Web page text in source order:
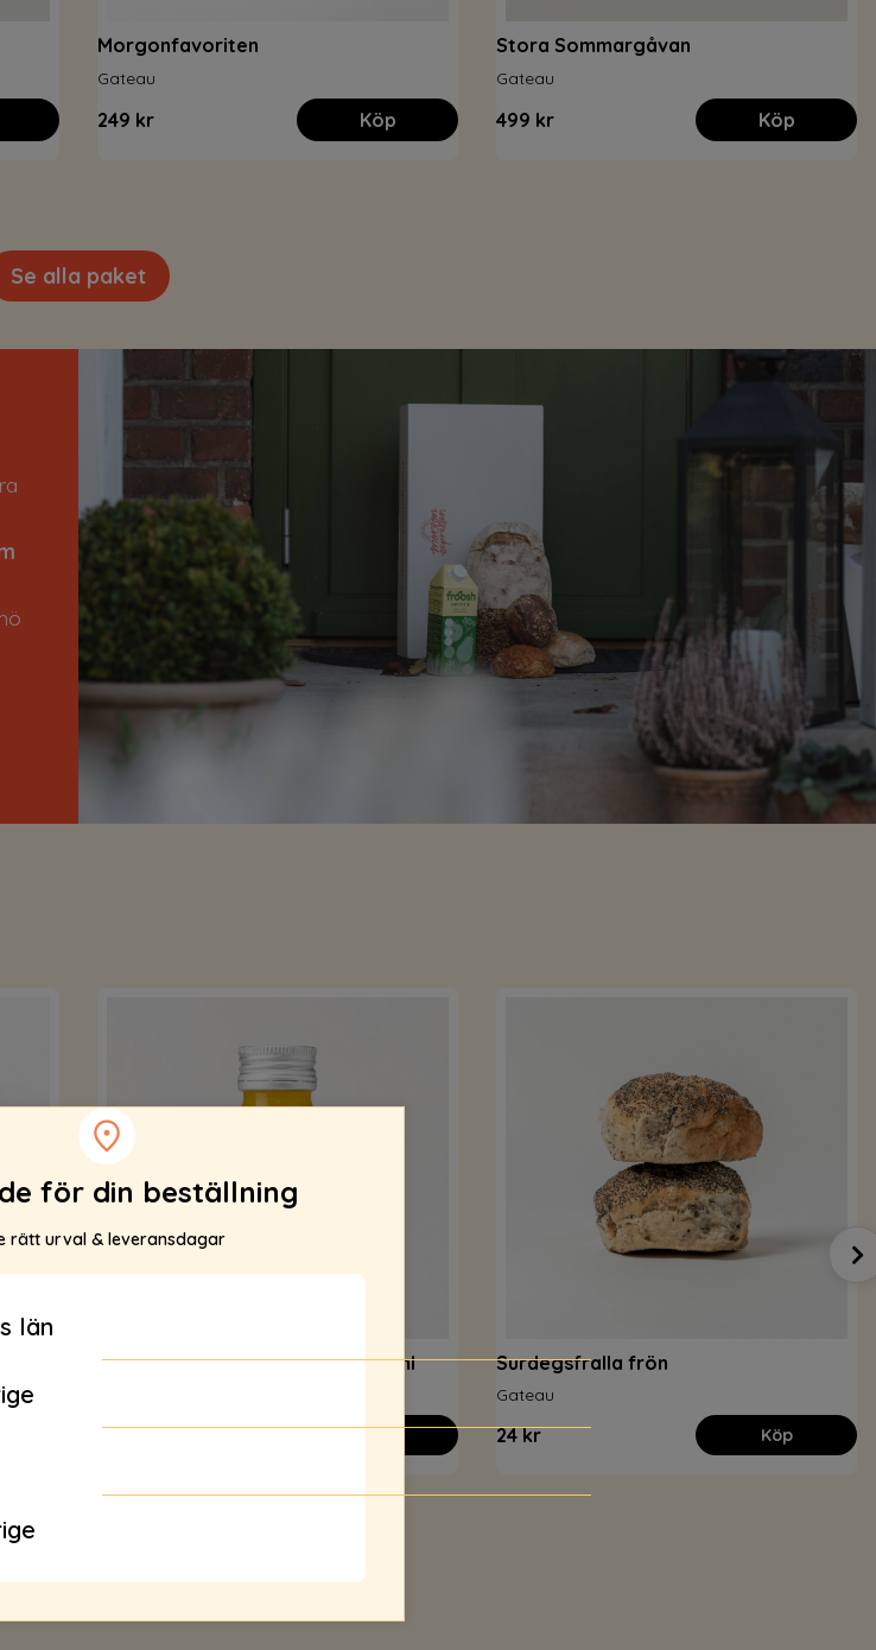
Morgonfavoriten
Gateau
249 kr Köp
Stora Sommargåvan
Gateau
499 kr Köp
Se alla paket
Rscued Shot Ingefära Citron 60 ml
22 kr
Surdegsfralla frön
Gateau
24 kr Köp
alla produkter
för din beställning
rätt urval & leveransdagar
län